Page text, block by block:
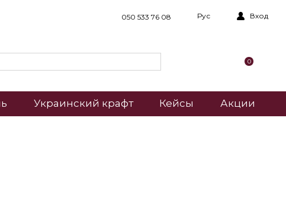
050 533 76 08 Рус Вход
0
Украинский крафт Кейсы Акции